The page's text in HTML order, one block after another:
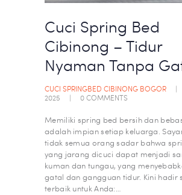
Cuci Spring Bed
Cibinong – Tidur
Nyaman Tanpa
CUCI SPRINGBED CIBINONG BOGOR
2025
0COMMENTS
Memiliki spring bed bersih dan
adalah impian setiap keluarga.
tidak semua orang sadar bahwa
yang jarang dicuci dapat menjadi
kuman dan tungau, yang
gatal dan gangguan tidur. Kini hadir
terbaik untuk Anda:…